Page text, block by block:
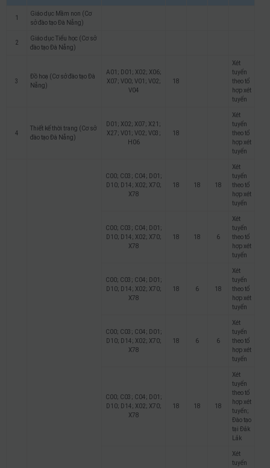
1
Giáo dục Mầm non (Cơ
sở đào tạo Đà Nẵng)
2
Giáo dục Tiểu học (Cơ sở
đào tạo Đà Nẵng)
3
Đồ hoạ (Cơ sở đào tạo Đà
Nẵng)
A01; D01; X02; X06;
X07; V00; V01; V02;
V04
18
Xét
tuyển
theo tổ
hợp xét
tuyển
4
Thiết kế thời trang (Cơ sở
đào tạo Đà Nẵng)
D01; X02; X07; X21;
X27; V01; V02; V03;
H06
18
Xét
tuyển
theo tổ
hợp xét
tuyển
C00; C03; C04; D01;
D10; D14; X02; X70;
X78
18 18 18
Xét
tuyển
theo tổ
hợp xét
tuyển
C00; C03; C04; D01;
D10; D14; X02; X70;
X78
18 18 6
Xét
tuyển
theo tổ
hợp xét
tuyển
C00; C03; C04; D01;
D10; D14; X02; X70;
X78
18 6 18
Xét
tuyển
theo tổ
hợp xét
tuyển
C00; C03; C04; D01;
D10; D14; X02; X70;
X78
18 6 6
Xét
tuyển
theo tổ
hợp xét
tuyển
C00; C03; C04; D01;
D10; D14; X02; X70;
X78
18 18 18
Xét
tuyển
theo tổ
hợp xét
tuyển;
Đào tạo
tại Đắk
Lắk
Xét
tuyển